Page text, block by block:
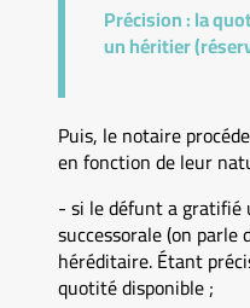
Précision :la
un héritier
Puis, le notaire
en fonction de leur
- si le défunt a
successorale (on
héréditaire. Étant
quotité disponible ;